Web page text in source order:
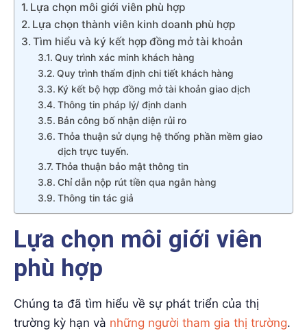
Lựa chọn môi giới viên phù hợp
Lựa chọn thành viên kinh doanh phù hợp
Tìm hiểu và ký kết hợp đồng mở tài khoản
Quy trình xác minh khách hàng
Quy trình thẩm định chi tiết khách hàng
Ký kết bộ hợp đồng mở tài khoản giao dịch
Thông tin pháp lý/ định danh
Bản công bố nhận diện rủi ro
Thỏa thuận sử dụng hệ thống phần mềm giao
dịch trực tuyến.
Thỏa thuận bảo mật thông tin
Chỉ dẫn nộp rút tiền qua ngân hàng
Thông tin tác giả
Lựa chọn môi giới viên
phù hợp
Chúng ta đã tìm hiểu về sự phát triển của thị
trường kỳ hạn và những người tham gia thị trường.